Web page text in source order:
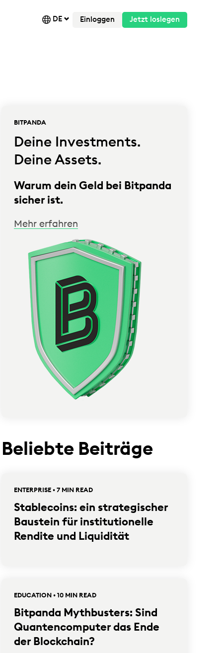
DE Einloggen Jetzt loslegen
BITPANDA
Deine Investments.
Deine Assets.
Warum dein Geld bei Bitpanda
sicher ist.
Mehr erfahren
Beliebte Beiträge
ENTERPRISE • 7 MIN READ
Stablecoins: ein strategischer
Baustein für institutionelle
Rendite und Liquidität
EDUCATION • 10 MIN READ
Bitpanda Mythbusters: Sind
Quantencomputer das Ende
der Blockchain?